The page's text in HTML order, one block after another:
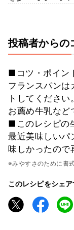
投稿者からの
■コツ・ポイン
フランスパンは
トしてくださ
お薦め牛乳など
■このレシピの
最近美味しいパ
味しかったので
※みやすさのために書
このレシピをシェア